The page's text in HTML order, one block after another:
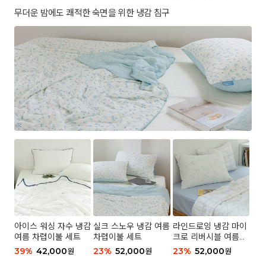
무더운 밤에도 쾌적한 숙면을 위한 냉감 침구
아이스 워싱 자수 냉감
여름 차렵이불 세트
39% 42,000원
실크 스노우 냉감 여름
차렵이불 세트
23% 52,000원
라인드로잉 냉감 마이
크로 리버시블 여름이
불 세트
23% 52,000원